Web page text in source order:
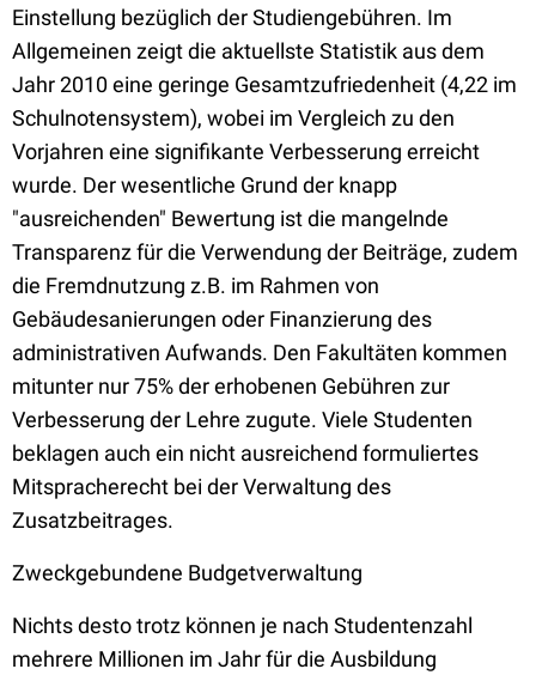
Einstellung bezüglich der Studiengebühren. Im
Allgemeinen zeigt die aktuellste Statistik aus dem
Jahr 2010 eine geringe Gesamtzufriedenheit (4,22 im
Schulnotensystem), wobei im Vergleich zu den
Vorjahren eine signifikante Verbesserung erreicht
wurde. Der wesentliche Grund der knapp
"ausreichenden" Bewertung ist die mangelnde
Transparenz für die Verwendung der Beiträge, zudem
die Fremdnutzung z.B. im Rahmen von
Gebäudesanierungen oder Finanzierung des
administrativen Aufwands. Den Fakultäten kommen
mitunter nur 75% der erhobenen Gebühren zur
Verbesserung der Lehre zugute. Viele Studenten
beklagen auch ein nicht ausreichend formuliertes
Mitspracherecht bei der Verwaltung des
Zusatzbeitrages.
Zweckgebundene Budgetverwaltung
Nichts desto trotz können je nach Studentenzahl
mehrere Millionen im Jahr für die Ausbildung